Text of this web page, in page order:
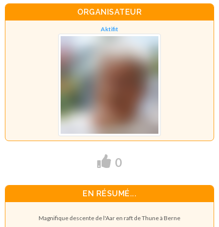
ORGANISATEUR
Aktifit
0
EN RÉSUMÉ...
Magnifique descente de l'Aar en raft de Thune à Berne